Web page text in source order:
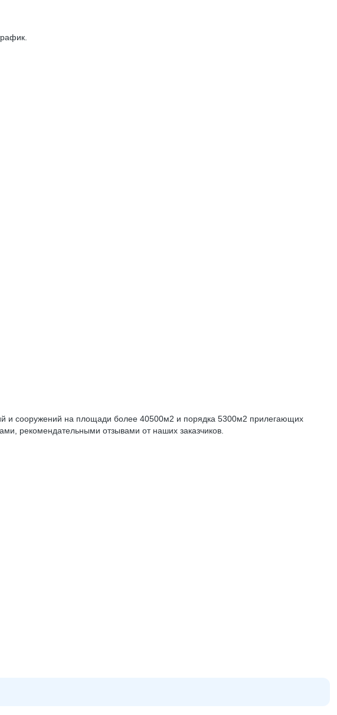
и сооружений на площади более 40500м2 и порядка 5300м2 прилегающих
рекомендательными отзывами от наших заказчиков.